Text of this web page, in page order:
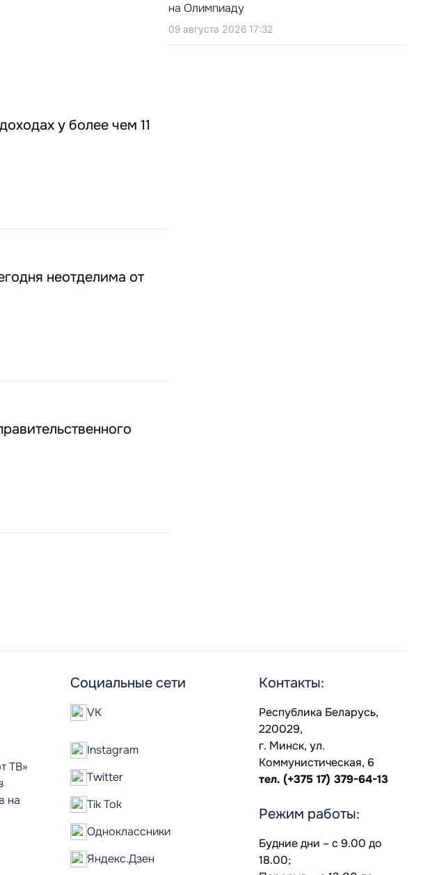
у более чем 11
неотделима от
на Олимпиаду
09 августа 2026 17:32
ТВ»
на
Социальные сети
VK
Instagram
Twitter
Tik Tok
Одноклассники
Яндекс.Дзен
Контакты:
Республика Беларусь,
220029,
г. Минск, ул.
Коммунистическая, 6
тел. (+375 17) 379-64-13
Режим работы:
Будние дни – с 9.00 до
18.00;